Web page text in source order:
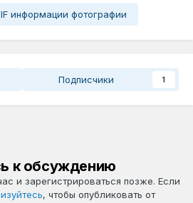
информации фотографии
Подписчики 1
к обсуждению
и зарегистрироваться позже. Если
, чтобы опубликовать от